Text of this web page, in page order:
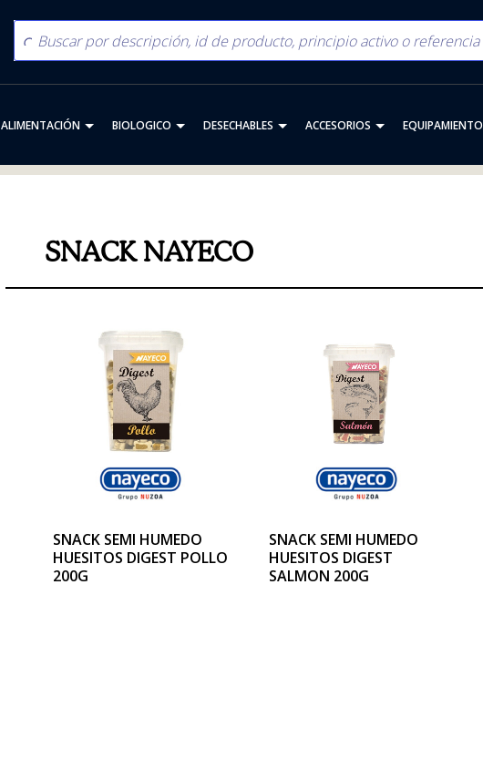
ALIMENTACIÓN BIOLOGICO DESECHABLES ACCESORIOS EQUIPAMIENTO
SNACK NAYECO
SNACK SEMI HUMEDO
HUESITOS DIGEST POLLO
200G
SNACK SEMI HUMEDO
HUESITOS DIGEST
SALMON 200G